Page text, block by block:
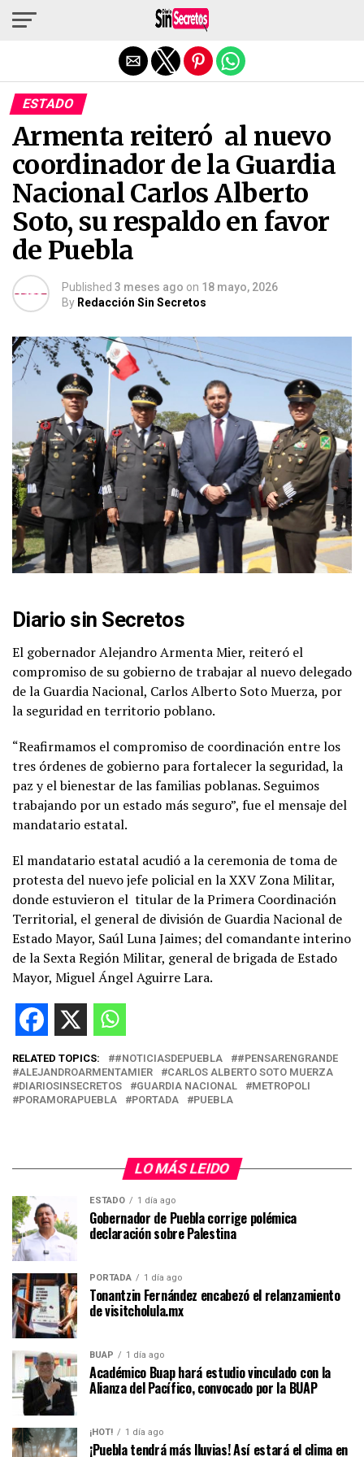
ESTADO
Armenta reiteró al nuevo
coordinador de la Guardia
Nacional Carlos Alberto
Soto, su respaldo en favor
de Puebla
Published 3 meses ago on 18 mayo, 2026
By Redacción Sin Secretos
Diario sin Secretos
El gobernador Alejandro Armenta Mier, reiteró el
compromiso de su gobierno de trabajar al nuevo delegado
de la Guardia Nacional, Carlos Alberto Soto Muerza, por
la seguridad en territorio poblano.
“Reafirmamos el compromiso de coordinación entre los
tres órdenes de gobierno para fortalecer la seguridad, la
paz y el bienestar de las familias poblanas. Seguimos
trabajando por un estado más seguro”, fue el mensaje del
mandatario estatal.
El mandatario estatal acudió a la ceremonia de toma de
protesta del nuevo jefe policial en la XXV Zona Militar,
donde estuvieron el titular de la Primera Coordinación
Territorial, el general de división de Guardia Nacional de
Estado Mayor, Saúl Luna Jaimes; del comandante interino
de la Sexta Región Militar, general de brigada de Estado
Mayor, Miguel Ángel Aguirre Lara.
RELATED TOPICS: #NOTICIASDEPUEBLA
#PENSARENGRANDE
ALEJANDROARMENTAMIER
CARLOS ALBERTO SOTO MUERZA
DIARIOSINSECRETOS
GUARDIA NACIONAL
METROPOLI
PORAMORAPUEBLA
PORTADA PUEBLA
LO MÁS LEIDO
ESTADO 1 día ago
Gobernador de Puebla corrige polémica
declaración sobre Palestina
PORTADA 1 día ago
Tonantzin Fernández encabezó el relanzamiento
de visitcholula.mx
BUAP 1 día ago
Académico Buap hará estudio vinculado con la
Alianza del Pacífico, convocado por la BUAP
¡HOT! 1 día ago
¡Puebla tendrá más lluvias! Así estará el clima en
Salir de la versión móvil